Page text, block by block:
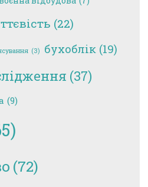
(22)
(3) бухоблік (19)
(37)
(9)
(72)